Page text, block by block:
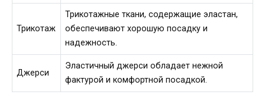
Трикотаж
Трикотажные ткани, содержащие эластан,
обеспечивают хорошую посадку и
надежность.
Джерси
Эластичный джерси обладает нежной
фактурой и комфортной посадкой.